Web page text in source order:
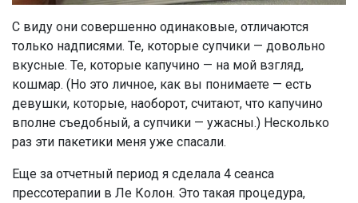
С виду они совершенно одинаковые, отличаются
только надписями. Те, которые супчики — довольно
вкусные. Те, которые капучино — на мой взгляд,
кошмар. (Но это личное, как вы понимаете — есть
девушки, которые, наоборот, считают, что капучино
вполне съедобный, а супчики — ужасны.) Несколько
раз эти пакетики меня уже спасали.
Еще за отчетный период я сделала 4 сеанса
прессотерапии в Ле Колон. Это такая процедура,